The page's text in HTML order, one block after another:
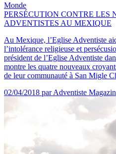
Monde
PERSÉCUTION CONTRE LES
ADVENTISTES AU MEXIQUE
Au Mexique, l’Eglise Adventiste
l’intolérance religieuse et
président de l’Eglise Adventiste
montre les quatre nouveaux
de leur communauté à San Migle
02/04/2018 par Adventiste